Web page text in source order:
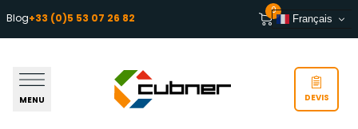
Aller au contenu
Blog+33 (0)5 53 07 26 82
0
Français
MENU DEVIS